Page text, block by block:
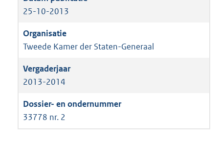
25-10-2013
Tweede Kamer der Staten-Generaal
2013-2014
33778 nr. 2